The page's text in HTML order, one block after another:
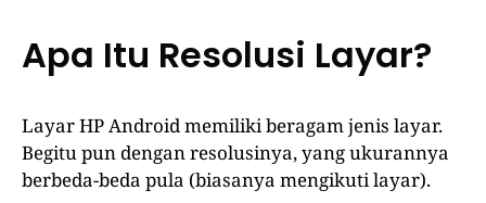
Apa Itu Resolusi Layar?
Layar HP Android memiliki beragam jenis layar.
Begitu pun dengan resolusinya, yang ukurannya
berbeda-beda pula (biasanya mengikuti layar).